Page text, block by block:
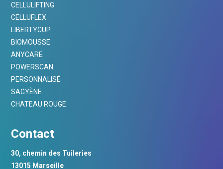
CELLULIFTING
CELLUFLEX
LIBERTYCUP
BIOMOUSSE
ANYCARE
POWERSCAN
PERSONNALISÉ
SAGYÈNE
CHATEAU ROUGE
Contact
30, chemin des Tuileries
13015 Marseille